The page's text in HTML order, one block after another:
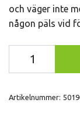
och väger inte
någon päls vid
Artikelnummer: